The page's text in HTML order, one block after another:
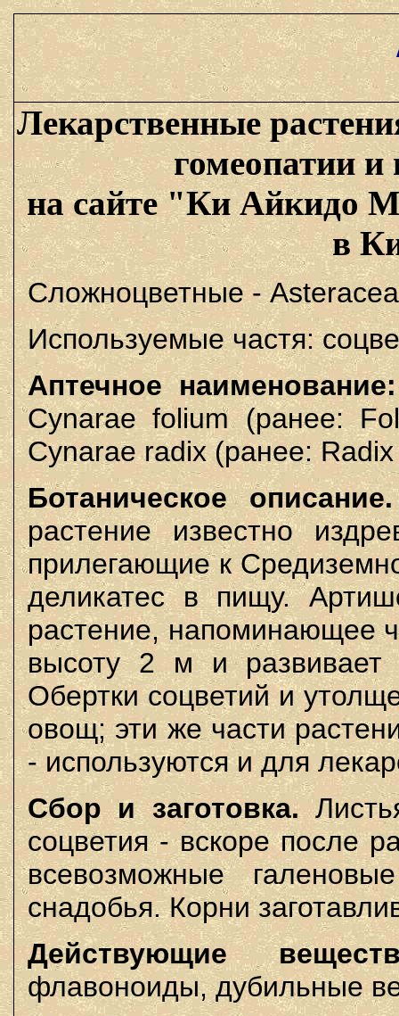
Лекарственные
гомеопатии и
на сайте "Ки Айкидо
в
Сложноцветные -
Используемые частя:
Аптечное наименование:
Cynarae folium (ранее:
Cynarae radix (ранее:
Ботаническое описание.
растение известно
прилегающие к
деликатес в пищу.
растение, напоминающее
высоту 2 м и развивает
Обертки соцветий и
овощ; эти же части
- используются и для
Сбор и заготовка.
соцветия - вскоре после
всевозможные
снадобья. Корни
Действующие
флавоноиды, дубильные